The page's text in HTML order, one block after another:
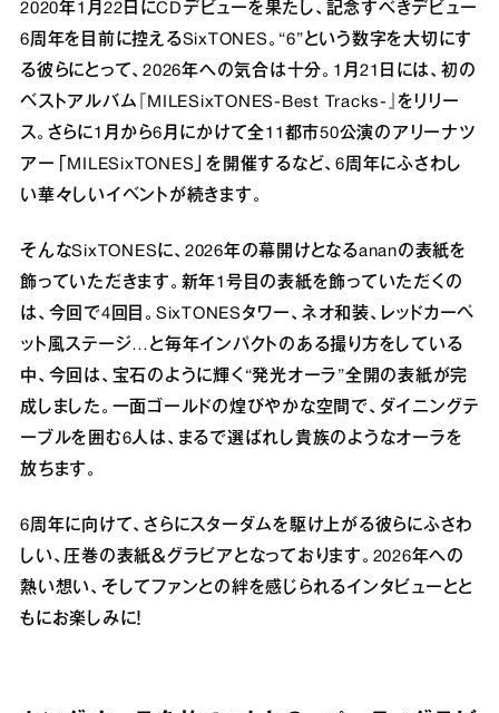
2020年1月22日にCDデビューを果たし、記念すべきデビュー
6周年を目前に控えるSixTONES。“6”という数字を大切にす
る彼らにとって、2026年への気合は十分。1月21日には、初の
ベストアルバム『MILESixTONES-Best Tracks-』をリリー
ス。さらに1月から6月にかけて全11都市50公演のアリーナツ
アー「MILESixTONES」を開催するなど、6周年にふさわし
い華々しいイベントが続きます。
そんなSixTONESに、2026年の幕開けとなるananの表紙を
飾っていただきます。新年1号目の表紙を飾っていただくの
は、今回で4回目。SixTONESタワー、ネオ和装、レッドカーペ
ット風ステージ…と毎年インパクトのある撮り方をしている
中、今回は、宝石のように輝く“発光オーラ”全開の表紙が完
成しました。一面ゴールドの煌びやかな空間で、ダイニングテ
ーブルを囲む6人は、まるで選ばれし貴族のようなオーラを
放ちます。
6周年に向けて、さらにスターダムを駆け上がる彼らにふさわ
しい、圧巻の表紙＆グラビアとなっております。2026年への
熱い想い、そしてファンとの絆を感じられるインタビューとと
もにお楽しみに！